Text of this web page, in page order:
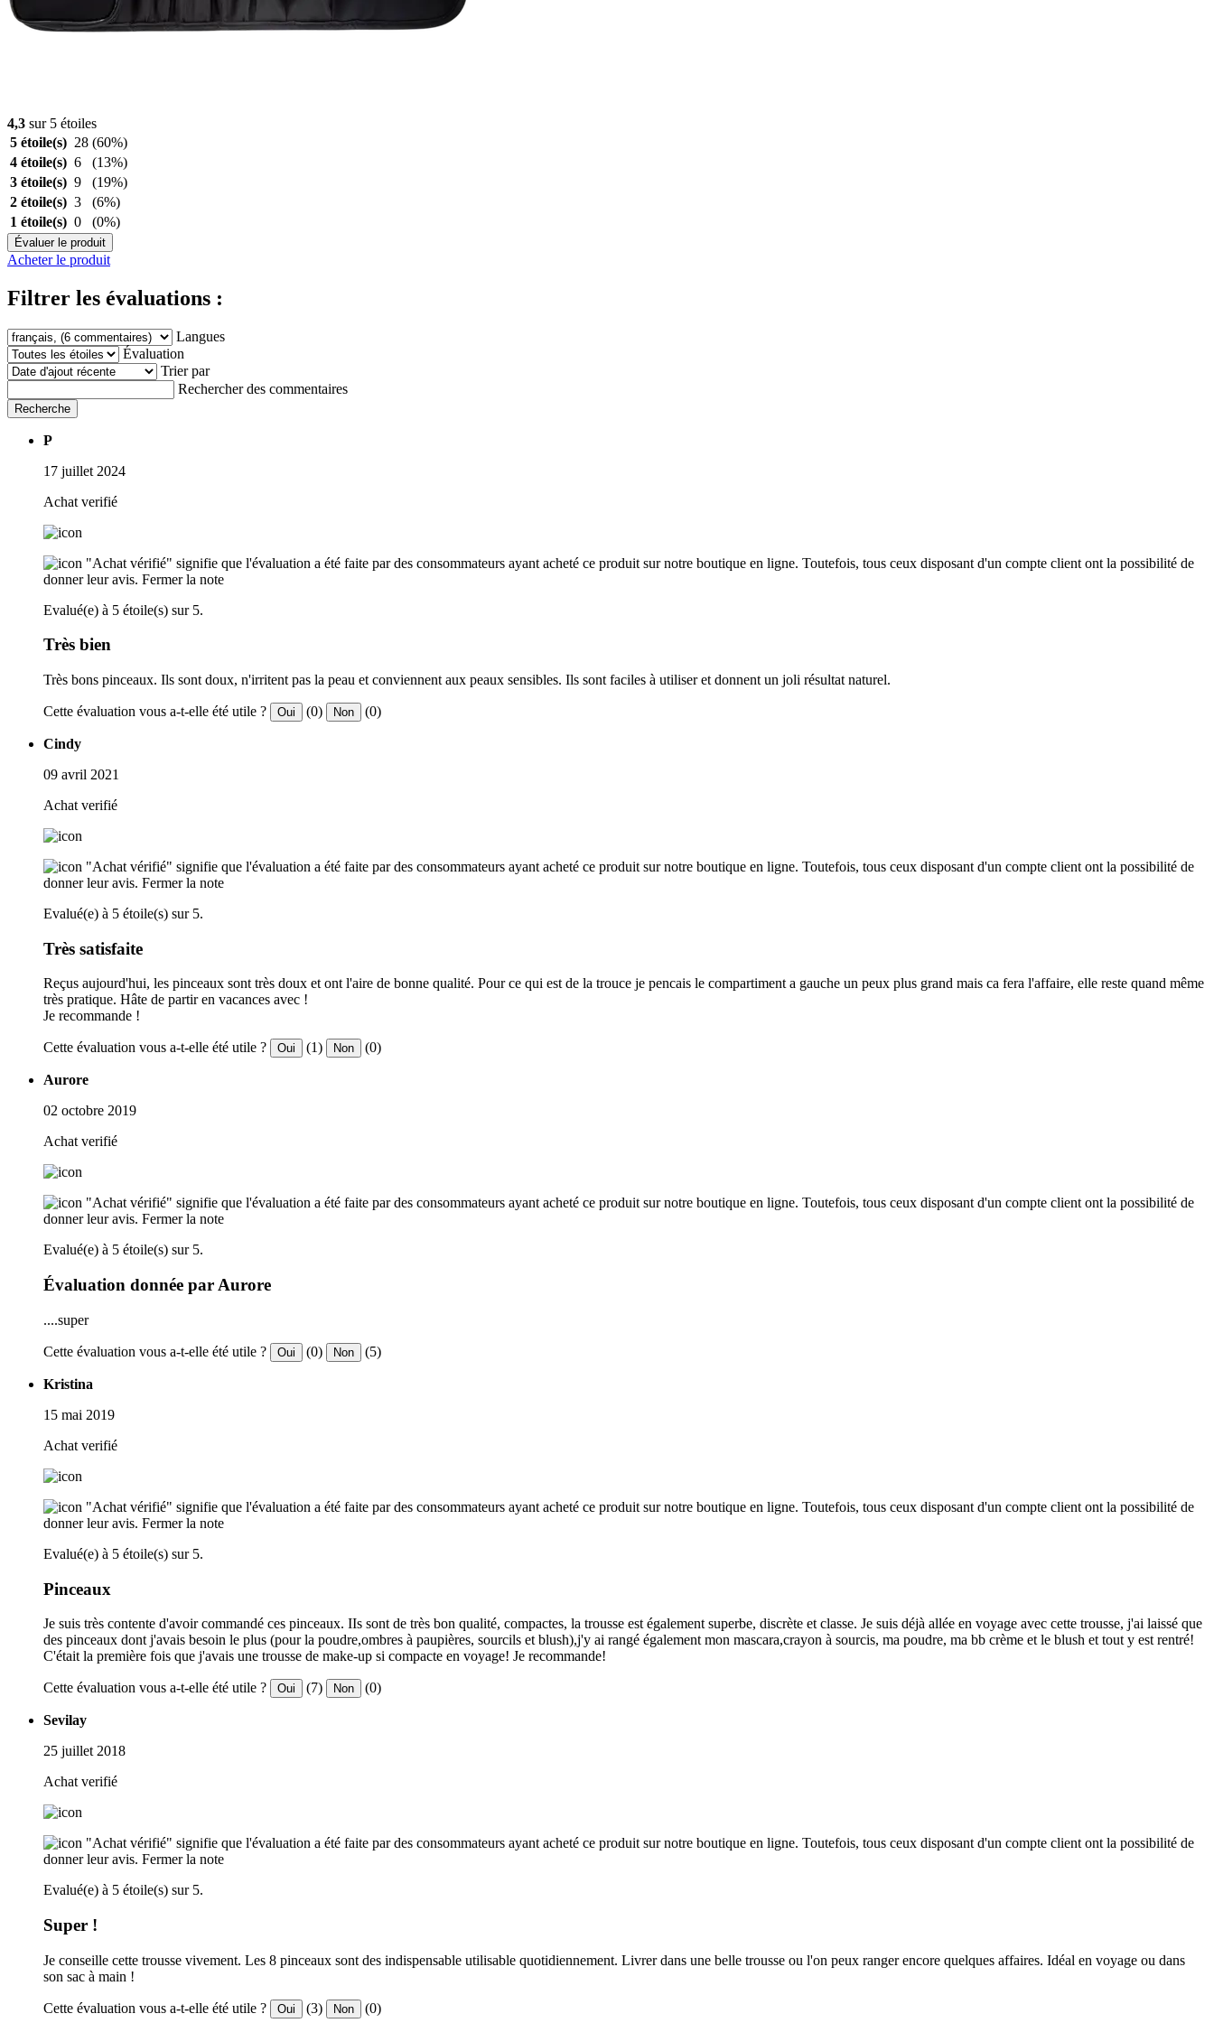
4,3 sur 5 étoiles
5 étoile(s) 28 (60%)
4 étoile(s) 6
(13%)
3 étoile(s) 9
(19%)
2 étoile(s) 3
(6%)
1 étoile(s) 0 (0%)
Évaluer le produit
Acheter le produit
Filtrer les évaluations :
Langues
Évaluation
Trier par
Rechercher des commentaires
Recherche
P
17 juillet 2024
Achat verifié
"Achat vérifié" signifie que l'évaluation a été faite par des consommateurs ayant acheté ce produit sur notre boutique en ligne. Toutefois, tous ceux disposant d'un compte client ont la possibilité de
donner leur avis. Fermer la note
Evalué(e) à 5 étoile(s) sur 5.
Très bien
Très bons pinceaux. Ils sont doux, n'irritent pas la peau et conviennent aux peaux sensibles. Ils sont faciles à utiliser et donnent un joli résultat naturel.
Cette évaluation vous a-t-elle été utile ? Oui (0) Non (0)
Cindy
09 avril 2021
Achat verifié
"Achat vérifié" signifie que l'évaluation a été faite par des consommateurs ayant acheté ce produit sur notre boutique en ligne. Toutefois, tous ceux disposant d'un compte client ont la possibilité de
donner leur avis. Fermer la note
Evalué(e) à 5 étoile(s) sur 5.
Très satisfaite
Reçus aujourd'hui, les pinceaux sont très doux et ont l'aire de bonne qualité. Pour ce qui est de la trouce je pencais le compartiment a gauche un peux plus grand mais ca fera l'affaire, elle reste quand même
très pratique. Hâte de partir en vacances avec !
Je recommande !
Cette évaluation vous a-t-elle été utile ? Oui (1) Non (0)
Aurore
02 octobre 2019
Achat verifié
"Achat vérifié" signifie que l'évaluation a été faite par des consommateurs ayant acheté ce produit sur notre boutique en ligne. Toutefois, tous ceux disposant d'un compte client ont la possibilité de
donner leur avis. Fermer la note
Evalué(e) à 5 étoile(s) sur 5.
Évaluation donnée par Aurore
....super
Cette évaluation vous a-t-elle été utile ? Oui (0) Non (5)
Kristina
15 mai 2019
Achat verifié
"Achat vérifié" signifie que l'évaluation a été faite par des consommateurs ayant acheté ce produit sur notre boutique en ligne. Toutefois, tous ceux disposant d'un compte client ont la possibilité de
donner leur avis. Fermer la note
Evalué(e) à 5 étoile(s) sur 5.
Pinceaux
Je suis très contente d'avoir commandé ces pinceaux. IIs sont de très bon qualité, compactes, la trousse est également superbe, discrète et classe. Je suis déjà allée en voyage avec cette trousse, j'ai laissé que
des pinceaux dont j'avais besoin le plus (pour la poudre,ombres à paupières, sourcils et blush),j'y ai rangé également mon mascara,crayon à sourcis, ma poudre, ma bb crème et le blush et tout y est rentré!
C'était la première fois que j'avais une trousse de make-up si compacte en voyage! Je recommande!
Cette évaluation vous a-t-elle été utile ? Oui (7) Non (0)
Sevilay
25 juillet 2018
Achat verifié
"Achat vérifié" signifie que l'évaluation a été faite par des consommateurs ayant acheté ce produit sur notre boutique en ligne. Toutefois, tous ceux disposant d'un compte client ont la possibilité de
donner leur avis. Fermer la note
Evalué(e) à 5 étoile(s) sur 5.
Super !
Je conseille cette trousse vivement. Les 8 pinceaux sont des indispensable utilisable quotidiennement. Livrer dans une belle trousse ou l'on peux ranger encore quelques affaires. Idéal en voyage ou dans
son sac à main !
Cette évaluation vous a-t-elle été utile ? Oui (3) Non (0)